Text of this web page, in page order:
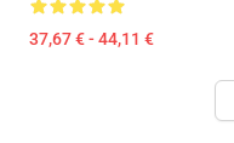
37,67 € - 44,11 €